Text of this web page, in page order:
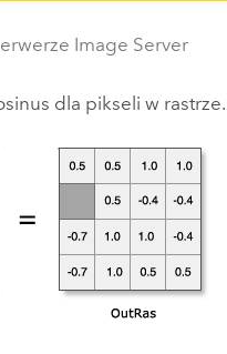
Image Server
dla pikseli w rastrze.